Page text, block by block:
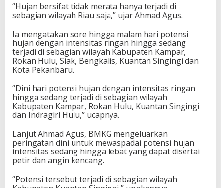
“Hujan bersifat tidak merata hanya terjadi di
sebagian wilayah Riau saja,” ujar Ahmad Agus.
Ia mengatakan sore hingga malam hari potensi
hujan dengan intensitas ringan hingga sedang
terjadi di sebagian wilayah Kabupaten Kampar,
Rokan Hulu, Siak, Bengkalis, Kuantan Singingi dan
Kota Pekanbaru.
“Dini hari potensi hujan dengan intensitas ringan
hingga sedang terjadi di sebagian wilayah
Kabupaten Kampar, Rokan Hulu, Kuantan Singingi
dan Indragiri Hulu,” ucapnya.
Lanjut Ahmad Agus, BMKG mengeluarkan
peringatan dini untuk mewaspadai potensi hujan
intensitas sedang hingga lebat yang dapat disertai
petir dan angin kencang.
“Potensi tersebut terjadi di sebagian wilayah